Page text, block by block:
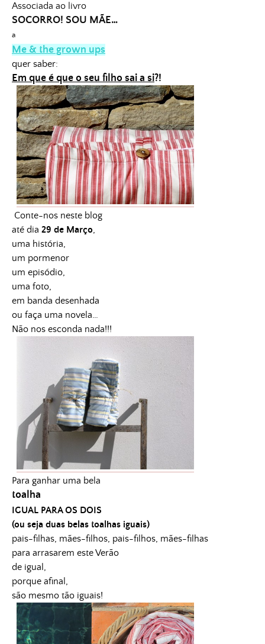
Associada ao livro
SOCORRO! SOU MÃE…
a
Me & the grown ups
quer saber:
Em que é que o seu filho sai a si?!
Conte-nos neste blog
até dia 29 de Março,
uma história,
um pormenor
um episódio,
uma foto,
em banda desenhada
ou faça uma novela…
Não nos esconda nada!!!
Para ganhar uma bela
toalha
IGUAL PARA OS DOIS
(ou seja duas belas toalhas iguais)
pais-filhas, mães-filhos, pais-filhos, mães-filhas
para arrasarem este Verão
de igual,
porque afinal,
são mesmo tão iguais!